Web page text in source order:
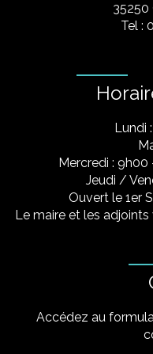
35250
Tel :
Lundi
Mercredi : 9h00
Jeudi /
Ouvert le 1er
Le maire et les
Accédez au